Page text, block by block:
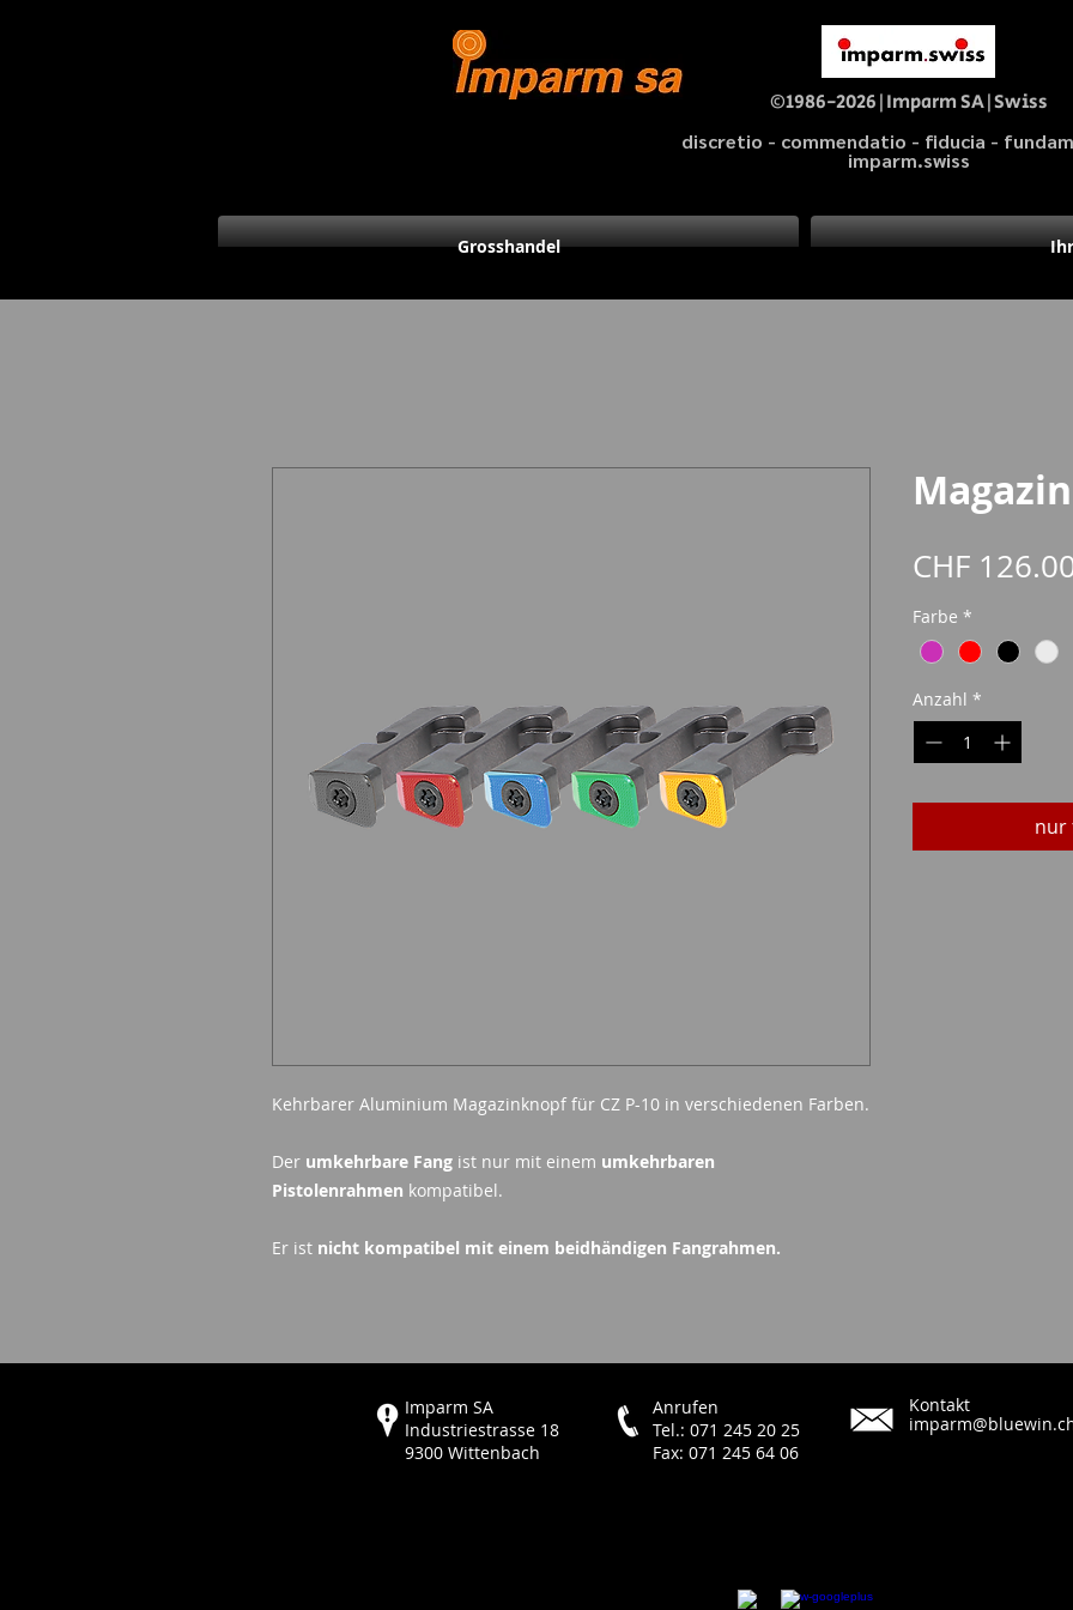
©1986-2026|Imparm SA|Swiss
discretio - commendatio - fiducia -
imparm.swiss
Grosshandel
Kehrbarer Aluminium Magazinknopf für CZ P-10 in verschiedenen Farben.
Der umkehrbare Fang ist nur mit einem umkehrbaren
Pistolenrahmen kompatibel.
Er ist nicht kompatibel mit einem beidhändigen Fangrahmen.
CHF
Farbe *
Anzahl *
nur
Imparm SA
Industriestrasse 18
9300 Wittenbach
Anrufen
Tel.: 071 245 20 25
Fax: 071 245 64 06
Kontakt